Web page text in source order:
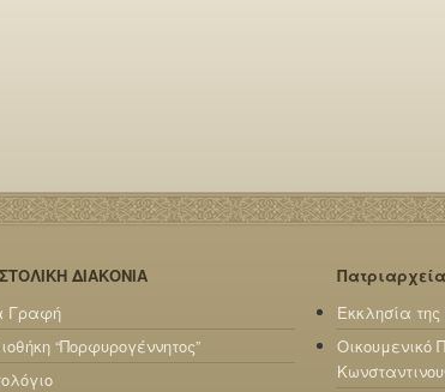
ΔΙΑΚΟΝΙΑ
Γραφή
“Πορφυρογέννητος”
Πατριαρχεία
Εκκλησία
Οικουμενικό